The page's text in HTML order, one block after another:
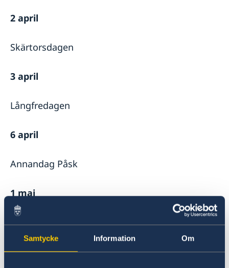
Samtycke Information Om
2 april
Skärtorsdagen
3 april
Långfredagen
6 april
Annandag Påsk
1 maj
Första maj
19 maj